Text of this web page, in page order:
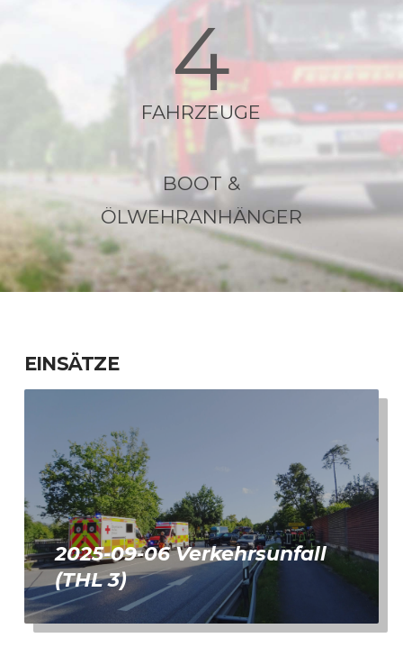
4
FAHRZEUGE
BOOT &
ÖLWEHRANHÄNGER
EINSÄTZE
2025-09-06 Verkehrsunfall
(THL 3)